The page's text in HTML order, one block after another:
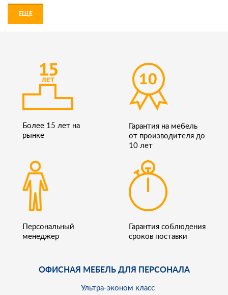
ЕЩЕ
Более 15 лет на
рынке
Гарантия на мебель
от производителя до
10 лет
Персональный
менеджер
Гарантия соблюдения
сроков поставки
ОФИСНАЯ МЕБЕЛЬ ДЛЯ ПЕРСОНАЛА
Ультра-эконом класс